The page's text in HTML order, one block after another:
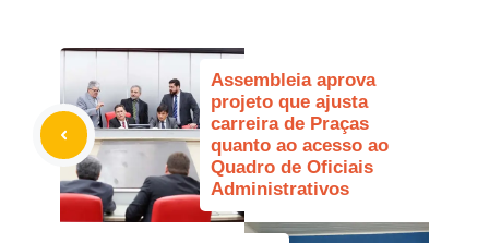
Assembleia aprova
projeto que ajusta
carreira de Praças
quanto ao acesso ao
Quadro de Oficiais
Administrativos